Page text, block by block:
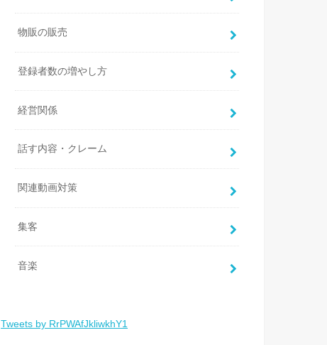
物販の販売
登録者数の増やし方
経営関係
話す内容・クレーム
関連動画対策
集客
音楽
Tweets by RrPWAfJkliwkhY1